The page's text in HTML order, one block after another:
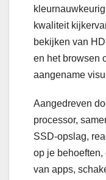
kwaliteit
bekijken van
en het browsen
aangename
Aangedreven
processor,
SSD-opslag,
op je behoeften,
van apps,